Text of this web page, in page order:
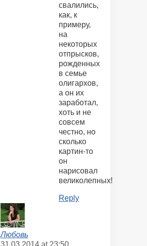
свалились,
как, к
примеру,
на
некоторых
отпрысков,
рожденных
в семье
олигархов,
а он их
заработал,
хоть и не
совсем
честно, но
сколько
картин-то
он
нарисовал
великолепных!
Reply
Любовь
31.03.2014 at 23:50